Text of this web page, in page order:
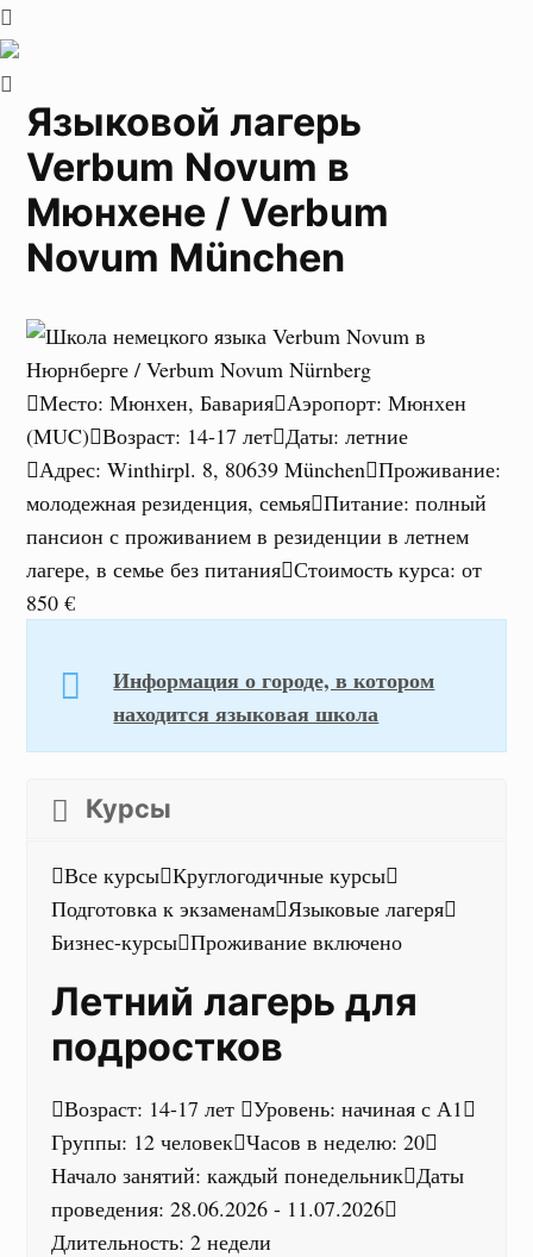
Языковой лагерь
Verbum Novum в
Мюнхене / Verbum
Novum München
Место:Мюнхен, Бавария Аэропорт:Мюнхен
(MUC) Возраст: 14-17 лет Даты:летние
Адрес:Winthirpl. 8, 80639 München Проживание:
молодежная резиденция, семья Питание:полный
пансион с проживанием в резиденции в летнем
лагере, в семье без питания Стоимость курса:от
850 €
Информация о городе, в котором
находится языковая школа
Курсы
Все курсы Круглогодичные курсы
Подготовка к экзаменам Языковые лагеря
Бизнес-курсы Проживание включено
Летний лагерь для
подростков
Возраст: 14-17 лет
Уровень: начиная с А1
Группы: 12 человек Часов в неделю: 20
Начало занятий: каждый понедельник Даты
проведения: 28.06.2026 - 11.07.2026
Длительность: 2 недели